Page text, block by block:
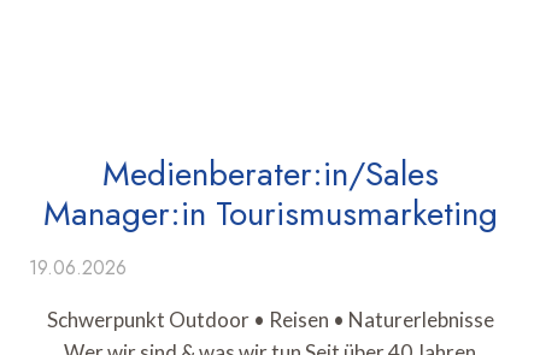
Medienberater:in/Sales
Manager:in Tourismusmarketing
19.06.2026
Schwerpunkt Outdoor • Reisen • Naturerlebnisse